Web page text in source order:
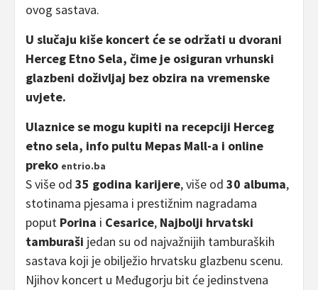
ovog sastava.
U slučaju kiše koncert će se održati u dvorani
Herceg Etno Sela, čime je osiguran vrhunski
glazbeni doživljaj bez obzira na vremenske
uvjete.
Ulaznice se mogu kupiti na recepciji Herceg
etno sela, info pultu Mepas Mall-a i online
preko entrio.ba
S više od 35 godina karijere, više od 30 albuma,
stotinama pjesama i prestižnim nagradama
poput Porina i Cesarice, Najbolji hrvatski
tamburaši jedan su od najvažnijih tamburaških
sastava koji je obilježio hrvatsku glazbenu scenu.
Njihov koncert u Međugorju bit će jedinstvena